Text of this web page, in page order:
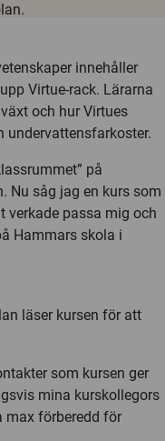
innehåller
Virtue-rack. Lärarna
och hur Virtues
undervattensfarkoster.
på
Nu såg jag en kurs som
verkade passa mig och
Hammars skola i
läser kursen för att
som kursen ger
mina kurskollegors
max förberedd för